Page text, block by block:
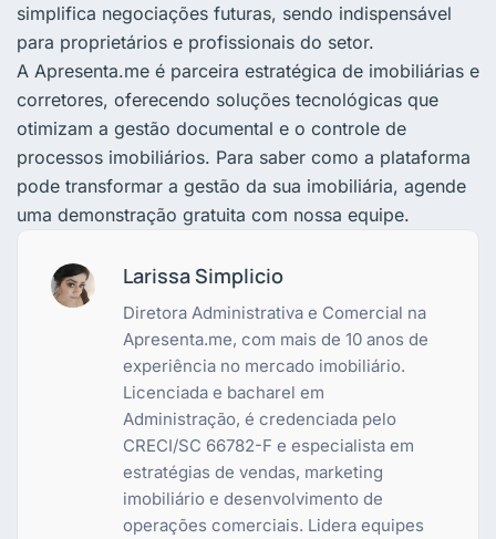
simplifica negociações futuras, sendo indispensável
para proprietários e profissionais do setor.
A Apresenta.me é parceira estratégica de imobiliárias e
corretores, oferecendo soluções tecnológicas que
otimizam a gestão documental e o controle de
processos imobiliários. Para saber como a plataforma
pode transformar a gestão da sua imobiliária, agende
uma demonstração gratuita com nossa equipe.
Larissa Simplicio
Diretora Administrativa e Comercial na
Apresenta.me, com mais de 10 anos de
experiência no mercado imobiliário.
Licenciada e bacharel em
Administração, é credenciada pelo
CRECI/SC 66782-F e especialista em
estratégias de vendas, marketing
imobiliário e desenvolvimento de
operações comerciais. Lidera equipes